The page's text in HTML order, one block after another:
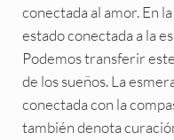
conectada al amor. En
estado conectada a la
Podemos transferir
de los sueños. La
conectada con la
también denota